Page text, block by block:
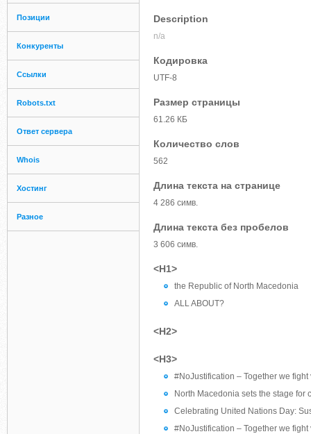
Позиции
Конкуренты
Ссылки
Robots.txt
Ответ сервера
Whois
Хостинг
Разное
Description
n/a
Кодировка
UTF-8
Размер страницы
61.26 КБ
Количество слов
562
Длина текста на странице
4 286 симв.
Длина текста без пробелов
3 606 симв.
<H1>
the Republic of North Macedonia
ALL ABOUT?
<H2>
<H3>
#NoJustification – Together we
North Macedonia sets the stage for
Celebrating United Nations Day:
#NoJustification – Together we